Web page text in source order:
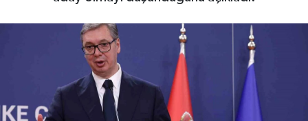
Otovitrin
Gayrimenkul
Haber Arşivi